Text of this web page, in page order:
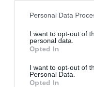
Personal Data
I want to opt-out of
personal data.
Opted In
I want to opt-out of
Personal Data.
Opted In
publice, declarată
AȚI